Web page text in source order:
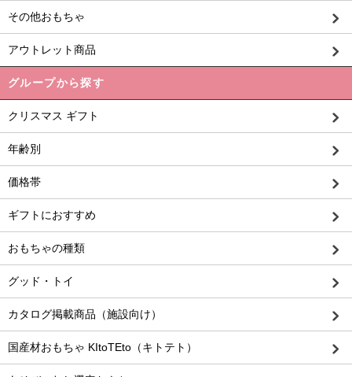
その他おもちゃ
アウトレット商品
グループから探す
クリスマス ギフト
年齢別
価格帯
ギフトにおすすめ
おもちゃの種類
グッド・トイ
カタログ掲載商品（施設向け）
国産材おもちゃ KItoTEto（キトテト）